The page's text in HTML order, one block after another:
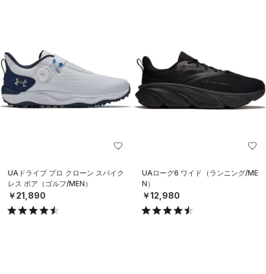
UAドライブ プロ クローン スパイク
レス ボア（ゴルフ/MEN）
￥21,890
UAローグ6 ワイド（ランニング/ME
N）
￥12,980